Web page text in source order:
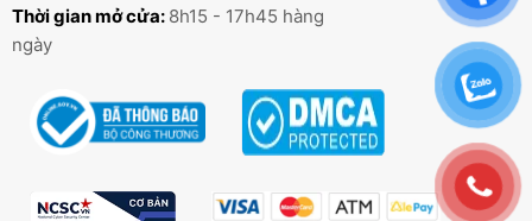
Thời gian mở cửa: 8h15 - 17h45 hàng
ngày